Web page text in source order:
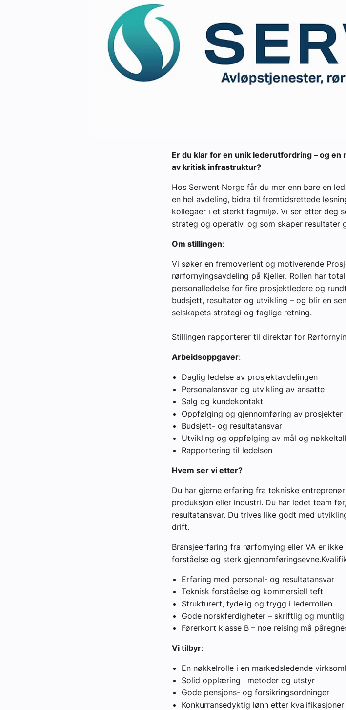
Kontakt oss:
Abonner på fagbladet Byggfakta Nyheter
Annonsere i VVS Aktuelt
Kontakt oss
Er du klar for en unik lederutfordring – og
av kritisk infrastruktur?
Hos Serwent Norge får du mer enn bare en
en hel avdeling, bidra til fremtidsrettede
kollegaer i et sterkt fagmiljø. Vi ser etter deg
strateg og operativ, og som skaper resultater
Om stillingen:
Vi søker en fremoverlent og motiverende
rørfornyingsavdeling på Kjeller. Rollen har
personalledelse for fire prosjektledere og
budsjett, resultater og utvikling – og blir en
selskapets strategi og faglige retning.
Stillingen rapporterer til direktør for
Arbeidsoppgaver:
Daglig ledelse av prosjektavdelingen
Personalansvar og utvikling av ansatte
Salg og kundekontakt
Oppfølging og gjennomføring av prosjekter
Budsjett- og resultatansvar
Utvikling og oppfølging av mål og nøkkeltall
Rapportering til ledelsen
Hvem ser vi etter?
Du har gjerne erfaring fra tekniske
produksjon eller industri. Du har ledet team
resultatansvar. Du trives like godt med
drift.
Bransjeerfaring fra rørfornying eller VA er
forståelse og sterk
Erfaring med personal- og resultatansvar
Teknisk forståelse og kommersiell teft
Strukturert, tydelig og trygg i lederrollen
Gode norskferdigheter – skriftlig og muntlig
Førerkort klasse B – noe reising må
Vi tilbyr:
En nøkkelrolle i en markedsledende
Solid opplæring i metoder og utstyr
Gode pensjons- og forsikringsordninger
Konkurransedyktig lønn etter kvalifikasjoner